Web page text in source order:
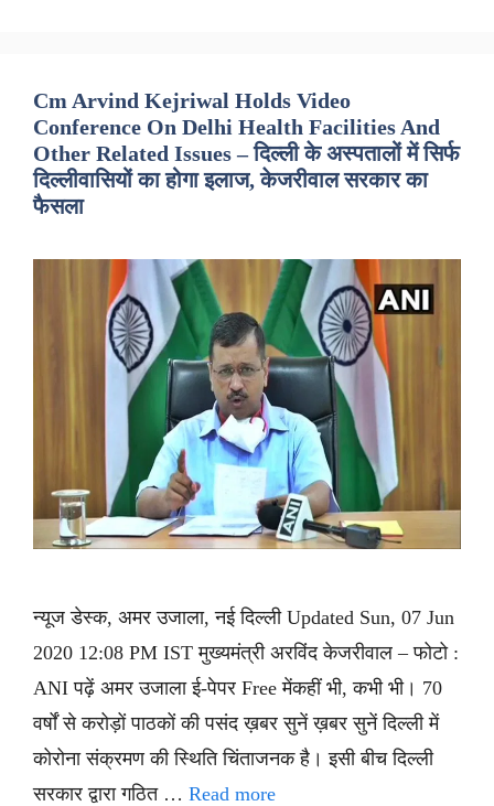
Cm Arvind Kejriwal Holds Video
Conference On Delhi Health Facilities And
Other Related Issues – दिल्ली के अस्पतालों में सिर्फ
दिल्लीवासियों का होगा इलाज, केजरीवाल सरकार का
फैसला
न्यूज डेस्क, अमर उजाला, नई दिल्ली Updated Sun, 07 Jun
2020 12:08 PM IST मुख्यमंत्री अरविंद केजरीवाल – फोटो :
ANI पढ़ें अमर उजाला ई-पेपर Free मेंकहीं भी, कभी भी। 70
वर्षों से करोड़ों पाठकों की पसंद ख़बर सुनें ख़बर सुनें दिल्ली में
कोरोना संक्रमण की स्थिति चिंताजनक है। इसी बीच दिल्ली
सरकार द्वारा गठित … Read more